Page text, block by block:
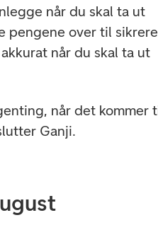
når du skal ta ut
pengene over til sikrere
når du skal ta ut
når det kommer
Ganji.